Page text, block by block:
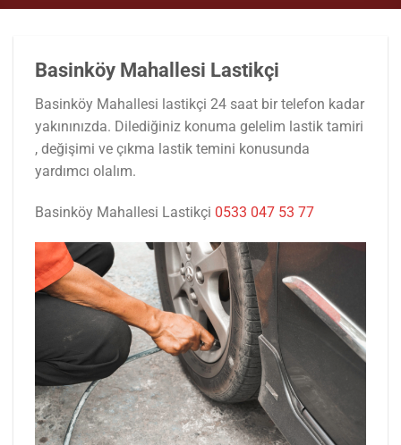
Basinköy Mahallesi Lastikçi
Basinköy Mahallesi lastikçi 24 saat bir telefon kadar
yakınınızda. Dilediğiniz konuma gelelim lastik tamiri
, değişimi ve çıkma lastik temini konusunda
yardımcı olalım.
Basinköy Mahallesi Lastikçi 0533 047 53 77